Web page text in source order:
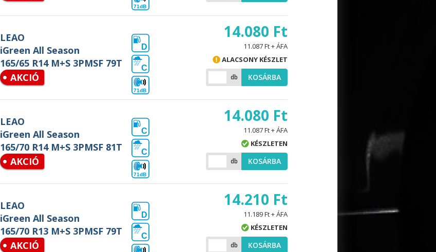
71dB
LEAO
iGreen All Season
165/65 R14 M+S 3PMSF 79T
AKCIÓ
D
C
71dB
14.080 Ft
11.087 Ft + ÁFA
ALACSONY KÉSZLET
db KOSÁRBA
LEAO
iGreen All Season
165/70 R14 M+S 3PMSF 81T
AKCIÓ
C
C
71dB
14.080 Ft
11.087 Ft + ÁFA
KÉSZLETEN
db KOSÁRBA
LEAO
iGreen All Season
165/70 R13 M+S 3PMSF 79T
AKCIÓ
D
C
14.210 Ft
11.189 Ft + ÁFA
KÉSZLETEN
db KOSÁRBA